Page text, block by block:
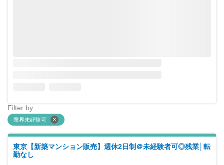
Filter by
業界未経験可
東京【新築マンション販売】週休2日制＠未経験者可◎残業│転
勤なし